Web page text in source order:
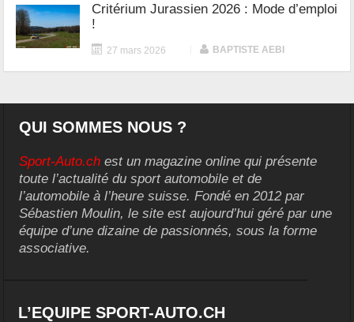
Critérium Jurassien 2026 : Mode d’emploi
!
27 mars 2026 BAPTISTE AEBI
QUI SOMMES NOUS ?
Sport-Auto.ch est un magazine online qui présente
toute l’actualité du sport automobile et de
l’automobile à l’heure suisse. Fondé en 2012 par
Sébastien Moulin, le site est aujourd’hui géré par une
équipe d’une dizaine de passionnés, sous la forme
associative.
L’EQUIPE SPORT-AUTO.CH